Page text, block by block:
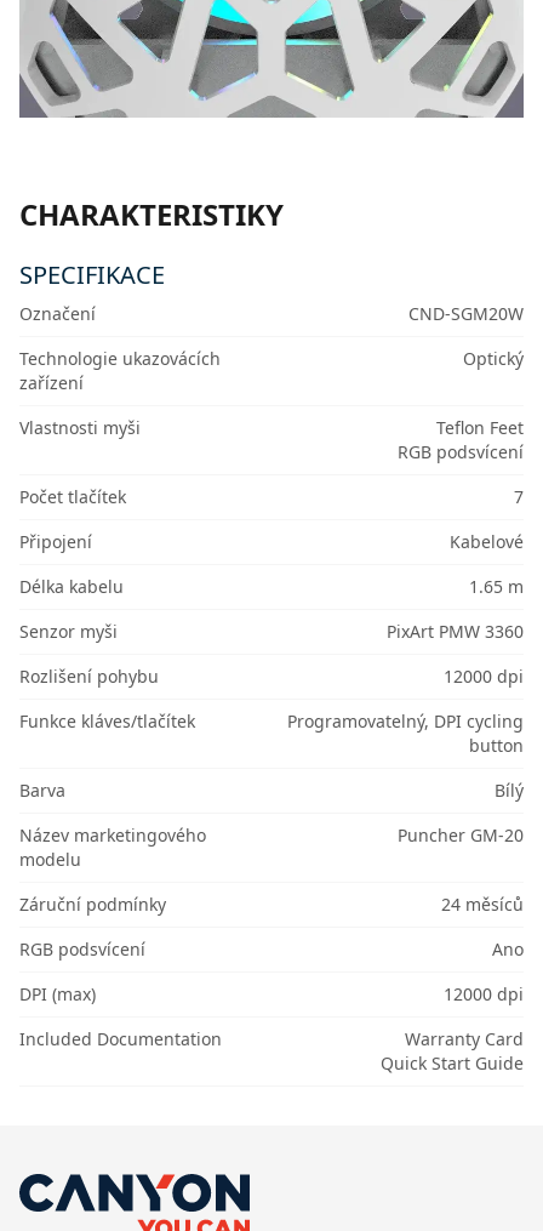
CHARAKTERISTIKY
SPECIFIKACE
Označení
CND-SGM20W
Technologie ukazovácích
zařízení
Optický
Vlastnosti myši
Teflon Feet
RGB podsvícení
Počet tlačítek
7
Připojení
Kabelové
Délka kabelu
1.65 m
Senzor myši
PixArt PMW 3360
Rozlišení pohybu
12000 dpi
Funkce kláves/tlačítek
Programovatelný, DPI cycling
button
Barva
Bílý
Název marketingového
modelu
Puncher GM-20
Záruční podmínky
24 měsíců
RGB podsvícení
Ano
DPI (max)
12000 dpi
Included Documentation
Warranty Card
Quick Start Guide